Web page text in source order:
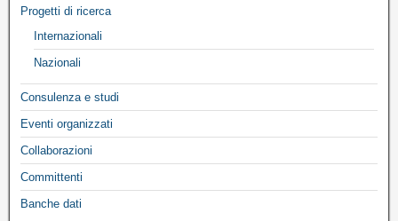
Progetti di ricerca
Internazionali
Nazionali
Consulenza e studi
Eventi organizzati
Collaborazioni
Committenti
Banche dati